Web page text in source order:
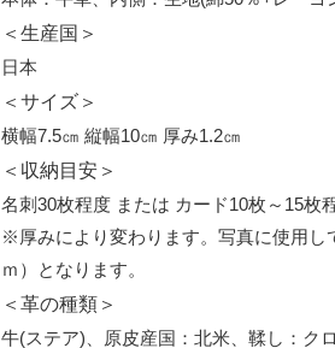
＜生産国＞
日本
＜サイズ＞
横幅7.5㎝ 縦幅10㎝ 厚み1.2㎝
＜収納目安＞
名刺30枚程度 または カード10枚～15枚
※厚みにより変わります。写真に使用し
ｍ）となります。
＜革の種類＞
牛(ステア)、原皮産国：北米、鞣し：ク